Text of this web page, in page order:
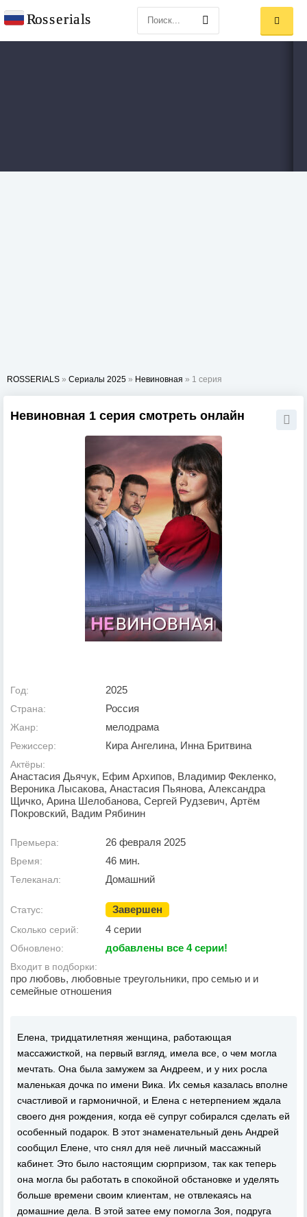
ROSSERIALS » Сериалы 2025 » Невиновная » 1 серия
Невиновная 1 серия смотреть онлайн
Год: 2025
Страна: Россия
Жанр: мелодрама
Режиссер: Кира Ангелина, Инна Бритвина
Актёры:
Анастасия Дьячук, Ефим Архипов, Владимир Фекленко,
Вероника Лысакова, Анастасия Пьянова, Александра
Щичко, Арина Шелобанова, Сергей Рудзевич, Артём
Покровский, Вадим Рябинин
Премьера: 26 февраля 2025
Время: 46 мин.
Телеканал: Домашний
Статус: Завершен
Сколько серий: 4 серии
Обновлено: добавлены все 4 серии!
Входит в подборки:
про любовь, любовные треугольники, про семью и и
семейные отношения
Елена, тридцатилетняя женщина, работающая
массажисткой, на первый взгляд, имела все, о чем могла
мечтать. Она была замужем за Андреем, и у них росла
маленькая дочка по имени Вика. Их семья казалась вполне
счастливой и гармоничной, и Елена с нетерпением ждала
своего дня рождения, когда её супруг собирался сделать ей
особенный подарок. В этот знаменательный день Андрей
сообщил Елене, что снял для неё личный массажный
кабинет. Это было настоящим сюрпризом, так как теперь
она могла бы работать в спокойной обстановке и уделять
больше времени своим клиентам, не отвлекаясь на
домашние дела. В этой затее ему помогла Зоя, подруга